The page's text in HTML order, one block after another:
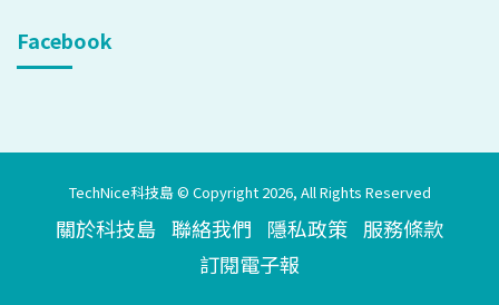
Facebook
TechNice科技島 © Copyright 2026, All Rights Reserved
關於科技島 聯絡我們 隱私政策 服務條款
訂閱電子報